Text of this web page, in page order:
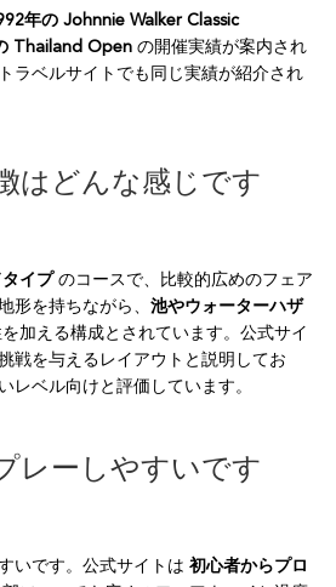
年の Johnnie Walker Classic
Thailand Open の開催実績が案内され
ラベルサイトでも同じ実績が紹介され
はどんな感じです
イプ のコースで、比較的広めのフェア
形を持ちながら、 池やウォーターハザ
加える構成とされています。公式サイ
戦を与えるレイアウトと説明してお
レベル向けと評価しています。
レーしやすいです
いです。公式サイトは 初心者からプロ